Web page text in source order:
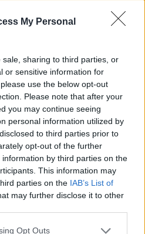
My Personal
sharing to third parties, or
or sensitive information for
use the below opt-out
Please note that after your
you may continue seeing
personal information utilized by
to third parties prior to
opt-out of the further
by third parties on the
This information may
parties on the IAB’s List of
may further disclose it to other
Opt Outs
δείχνει πώς να
τι συμβαίνει στις
προσφέροντας νέα
υπό προϋποθέσεις,